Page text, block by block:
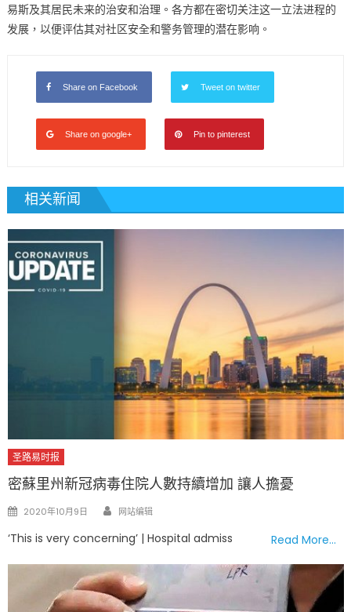
易斯及其居民未来的治安和治理。各方都在密切关注这一立法进程的
发展，以便评估其对社区安全和警务管理的潜在影响。
Share on Facebook Tweet on twitter
Share on google+ Pin to pinterest
相关新闻
圣路易时报
密蘇里州新冠病毒住院人數持續增加 讓人擔憂
Posted
2020年10月9日 Author
网站编辑
‘This is very concerning’ | Hospital admiss Read More…